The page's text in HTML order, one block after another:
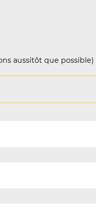
aussitôt que possible)